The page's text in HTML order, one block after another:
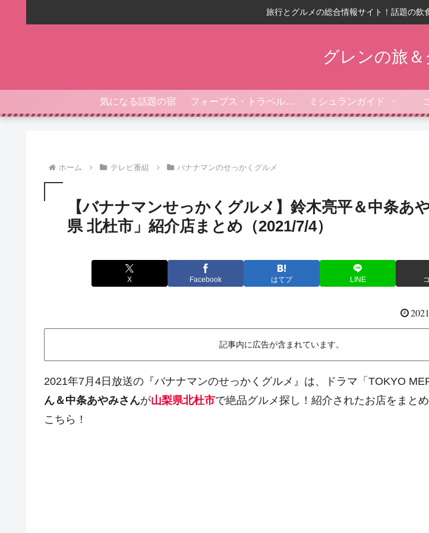
旅行とグルメの総合情報サイト！話題の飲
グレンの旅＆
気になる話題の宿 フォーブス・トラベルガイド ミシュランガイド
ホーム テレビ番組 バナナマンのせっかくグルメ
【バナナマンせっかくグルメ】鈴木亮平＆中条あ
県 北杜市」紹介店まとめ（2021/7/4）
X Facebook はてブ LINE
記事内に広告が含まれています。
2021年7月4日放送の『バナナマンのせっかくグルメ』は、ドラマ「TOKYO
ん＆中条あやみさんが山梨県北杜市で絶品グルメ探し！紹介されたお店をまと
こちら！